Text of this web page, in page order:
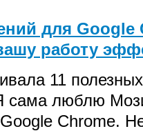
для Google
работу
11
сама люблю
Chrome.